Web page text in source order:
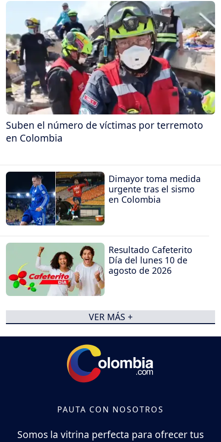
Suben el número de víctimas por terremoto
en Colombia
Dimayor toma medida
urgente tras el sismo
en Colombia
Resultado Cafeterito
Día del lunes 10 de
agosto de 2026
VER MÁS +
PAUTA CON NOSOTROS
Somos la vitrina perfecta para ofrecer tus